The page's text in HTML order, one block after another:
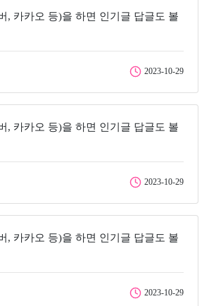
, 카카오 등)을 하면 인기글 답글도 볼
2023-10-29
, 카카오 등)을 하면 인기글 답글도 볼
2023-10-29
, 카카오 등)을 하면 인기글 답글도 볼
2023-10-29